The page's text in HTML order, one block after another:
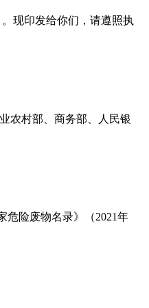
现印发给你们，请遵照执
农村部、商务部、人民银
危险废物名录》（2021年